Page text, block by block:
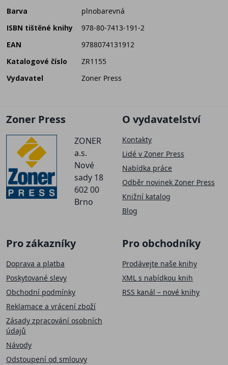
Barva
plnobarevná
ISBN tištěné knihy
978-80-7413-191-2
EAN
9788074131912
Katalogové číslo
ZR1155
Vydavatel
Zoner Press
Zoner Press
ZONER
a.s.
Nové
sady 18
602 00
Brno
O vydavatelství
Kontakty
Lidé v Zoner Press
Nabídka práce
Odběr novinek Zoner Press
Knižní katalog
Blog
Pro zákazníky
Doprava a platba
Poskytované slevy
Obchodní podmínky
Reklamace a vrácení zboží
Zásady zpracování osobních
údajů
Návody
Odstoupení od smlouvy
Pro obchodníky
Prodávejte naše knihy
XML s nabídkou knih
RSS kanál – nové knihy